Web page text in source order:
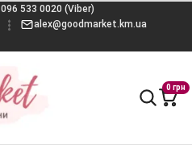
096 533 0020 (Viber)
alex@goodmarket.km.ua
0 грн